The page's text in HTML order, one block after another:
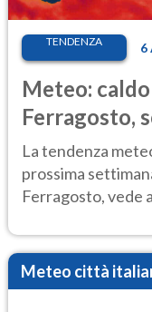
TENDENZA 6
Meteo:
Ferragosto,
Ecco dove
La tendenza
prossima
Ferragosto, vede
Meteo città